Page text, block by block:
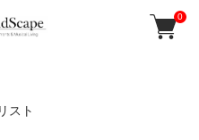
0
スト